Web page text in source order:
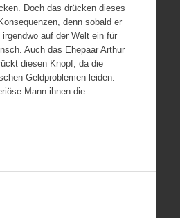
Doch das drücken dieses
denn sobald er
auf der Welt ein für
Auch das Ehepaar Arthur
diesen Knopf, da die
Geldproblemen leiden.
Mann ihnen die…